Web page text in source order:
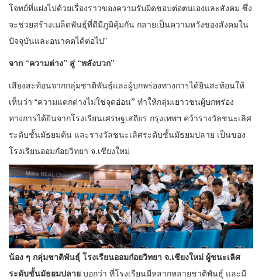
โจทย์ที่แฝงไปด้วยเรื่องราวของความรับผิดชอบต่อตนเองและสังคม ซึ่ง
จะช่วยสร้างเมล็ดพันธุ์ที่ดีมีภูมิคุ้มกัน กลายเป็นความหวังของสังคมใน
ปัจจุบันและอนาคตได้ต่อไป”
จาก “ความต่าง” สู่ “พลังบวก”
เสียงสะท้อนจากกลุ่มชาติพันธุ์และผู้บกพร่องทางการได้ยินสะท้อนให้
เห็นว่า “ความแตกต่างไม่ใช่จุดอ่อน” ทำให้กลุ่มเยาวชนผู้บกพร่อง
ทางการได้ยินจากโรงเรียนเศรษฐเสถียร กรุงเทพฯ คว้ารางวัลชนะเลิศ
ระดับชั้นมัธยมต้น และรางวัลชนะเลิศระดับชั้นมัธยมปลาย เป็นของ
โรงเรียนออมก๋อยวิทยา จ.เชียงใหม่
น้อง ๆ กลุ่มชาติพันธุ์ โรงเรียนออมก๋อยวิทยา จ.เชียงใหม่ ผู้ชนะเลิศ
ระดับชั้นมัธยมปลาย บอกว่า ที่โรงเรียนมีหลากหลายชาติพันธุ์ และมี